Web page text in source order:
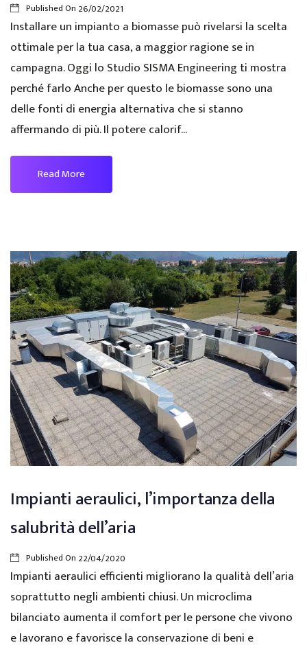
Published On 26/02/2021
Installare un impianto a biomasse può rivelarsi la scelta
ottimale per la tua casa, a maggior ragione se in
campagna. Oggi lo Studio SISMA Engineering ti mostra
perché farlo Anche per questo le biomasse sono una
delle fonti di energia alternativa che si stanno
affermando di più. Il potere calorif...
Read More
Impianti aeraulici, l’importanza della
salubrità dell’aria
Published On 22/04/2020
Impianti aeraulici efficienti migliorano la qualità dell’aria
soprattutto negli ambienti chiusi. Un microclima
bilanciato aumenta il comfort per le persone che vivono
e lavorano e favorisce la conservazione di beni e